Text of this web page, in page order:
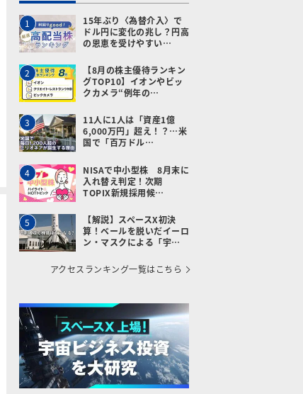
メールで送る
1
15年ぶり〈為替介入〉で
ドル円に変化の兆し？円高
の恩恵を受けやすい…
2
【8月の株主優待ランキン
グTOP10】イオンやビッ
クカメラ“例年の…
3
11人に1人は「資産1億
6,000万円」超え！？…米
国で「百万ドル…
4
NISAで中小型株 8月末に
入れ替え判定！次期
TOPIX新規採用候…
5
【解説】スペースX初決
算！ベールを脱いだイーロ
ン・マスクによる「宇…
アクセスランキング一覧はこちら